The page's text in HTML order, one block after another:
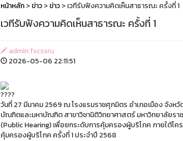
หน้าหลัก>ข่าว>ข่าว> เวทีรับฟังความคิดเห็นสาธารณะ ครั้งที่ 1
เวทีรับฟังความคิดเห็นสาธารณะ ครั้งที่ 1
admin fscssru
2026-05-06 22:11:51
วันที่ 27 มีนาคม 2569 ณ โรงแรมราชศุภมิตร อำเภอเมือง จั
บัณฑิตและมหาบัณฑิต สาขาวิชานิติวิทยาศาสตร์ มหาวิทยาลัยรา
(Public Hearing) เพื่อยกระดับการคุ้มครองผู้บริโภค ภายใต้โ
คุ้มครองผู้บริโภค ครั้งที่ 1 ประจำปี 2568